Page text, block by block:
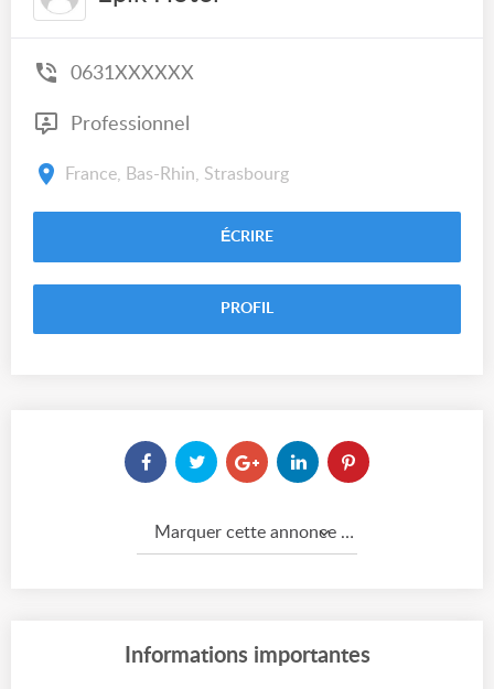
0631XXXXXX
Professionnel
France, Bas-Rhin, Strasbourg
ÉCRIRE
PROFIL
Marquer cette annonce comme...
Informations importantes